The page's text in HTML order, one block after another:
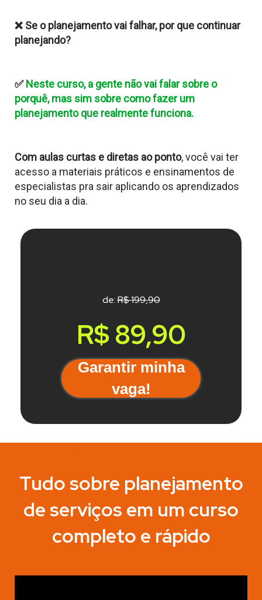
❌ Se o planejamento vai falhar, por que continuar
planejando?
✅Neste curso, a gente não vai falar sobre o
porquê, mas sim sobre como fazer um
planejamento que realmente funciona.
Com aulas curtas e diretas ao ponto, você vai ter
acesso a materiais práticos e ensinamentos de
especialistas pra sair aplicando os aprendizados
no seu dia a dia.
de:R$ 199,90
R$ 89,90
Garantir minha
vaga!
.
Tudo sobre planejamento
de serviços em um curso
completo e rápido